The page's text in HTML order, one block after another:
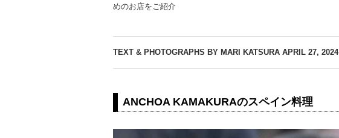
めのお店をご紹介
TEXT & PHOTOGRAPHS BY MARI KATSURA APRIL 27, 2024
ANCHOA KAMAKURAのスペイン料理